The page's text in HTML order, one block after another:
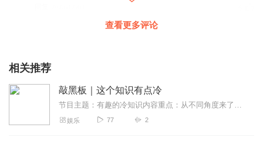
趣，每天都能学习冷知识！
幽風懸塵
这个节目很不错，在幽默中学到一些实用的知识，一举两
查看更多评论
相关推荐
敲黑板｜这个知识有点冷
节目主题：有趣的冷知识内容重点：从不同角度来了解有趣的知识点～主播介绍：月碗碗，188线小主播一枚，为实现铁饭碗的目标撸起袖子加油干！️主播寄语：守望着有你相伴...
娱乐 77 2